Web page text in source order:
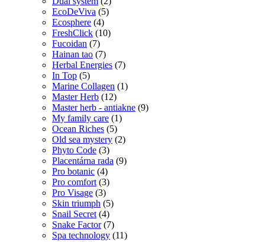
EcoDeViva (5)
Ecosphere (4)
FreshClick (10)
Fucoidan (7)
Hainan tao (7)
Herbal Energies (7)
In Top (5)
Marine Collagen (1)
Master Herb (12)
Master herb - antiakne (9)
My family care (1)
Ocean Riches (5)
Old sea mystery (2)
Phyto Code (3)
Placentárna rada (9)
Pro botanic (4)
Pro comfort (3)
Pro Visage (3)
Skin triumph (5)
Snail Secret (4)
Snake Factor (7)
Spa technology (11)